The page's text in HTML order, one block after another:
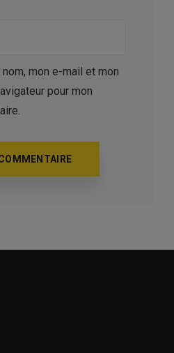
mon e-mail et mon
pour mon